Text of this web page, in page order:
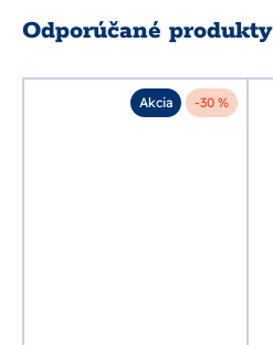
Odporúčané produkty
Akcia -30 %